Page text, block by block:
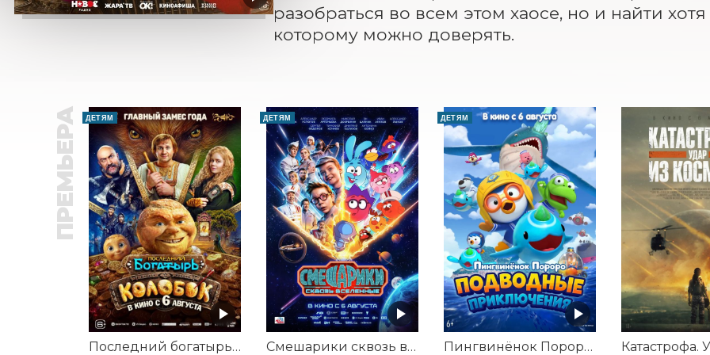
разобраться во всем этом хаосе, но и найти
которому можно доверять.
ПРЕМЬЕРА ДЕТЯМ
Последний богатырь. Колобок
ДЕТЯМ
Смешарики сквозь вселенные
ДЕТЯМ
Пингвинёнок Пороро: Подводные приключения